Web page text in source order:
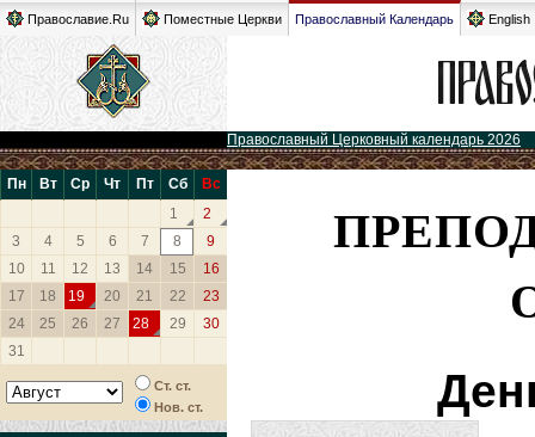
Православие.Ru Поместные Церкви Православный Календарь English
Православный Церковный календарь 2026
Пн Вт Ср Чт Пт Сб
Вс
1
2
3
4 5 6 7 8
9
10
11 12 13 14 15
16
17
18 19 20 21 22
23
24
25 26 27 28 29
30
31
Ст. ст.
Нов. ст.